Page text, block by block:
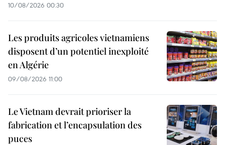
10/08/2026 00:30
Les produits agricoles vietnamiens
disposent d’un potentiel inexploité
en Algérie
09/08/2026 11:00
Le Vietnam devrait prioriser la
fabrication et l’encapsulation des
puces